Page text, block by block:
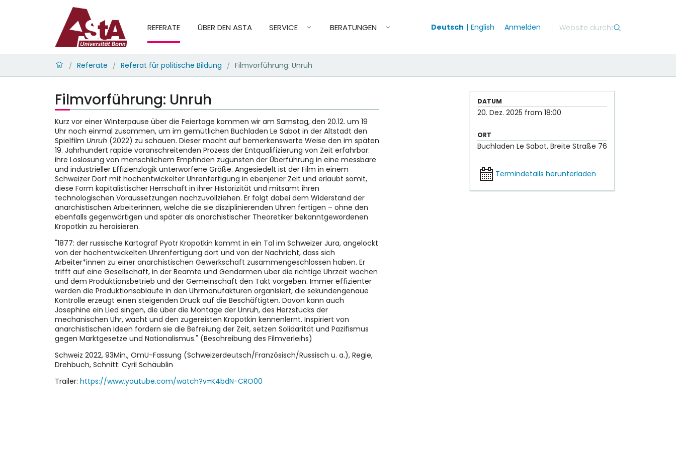
REFERATE ÜBER DEN ASTA SERVICE BERATUNGEN Deutsch English Anmelden
/ Referate / Referat für politische Bildung / Filmvorführung: Unruh
Filmvorführung: Unruh
Kurz vor einer Winterpause über die Feiertage kommen wir am Samstag, den 20.12. um 19
Uhr noch einmal zusammen, um im gemütlichen Buchladen Le Sabot in der Altstadt den
Spielfilm Unruh (2022) zu schauen. Dieser macht auf bemerkenswerte Weise den im späten
19. Jahrhundert rapide voranschreitenden Prozess der Entqualifizierung von Zeit erfahrbar:
ihre Loslösung von menschlichem Empfinden zugunsten der Überführung in eine messbare
und industrieller Effizienzlogik unterworfene Größe. Angesiedelt ist der Film in einem
Schweizer Dorf mit hochentwickelter Uhrenfertigung in ebenjener Zeit und erlaubt somit,
diese Form kapitalistischer Herrschaft in ihrer Historizität und mitsamt ihren
technologischen Voraussetzungen nachzuvollziehen. Er folgt dabei dem Widerstand der
anarchistischen Arbeiterinnen, welche die sie disziplinierenden Uhren fertigen – ohne den
ebenfalls gegenwärtigen und später als anarchistischer Theoretiker bekanntgewordenen
Kropotkin zu heroisieren.
"1877: der russische Kartograf Pyotr Kropotkin kommt in ein Tal im Schweizer Jura, angelockt
von der hochentwickelten Uhrenfertigung dort und von der Nachricht, dass sich
Arbeiter*innen zu einer anarchistischen Gewerkschaft zusammengeschlossen haben. Er
trifft auf eine Gesellschaft, in der Beamte und Gendarmen über die richtige Uhrzeit wachen
und dem Produktionsbetrieb und der Gemeinschaft den Takt vorgeben. Immer effizienter
werden die Produktionsabläufe in den Uhrmanufakturen organisiert, die sekundengenaue
Kontrolle erzeugt einen steigenden Druck auf die Beschäftigten. Davon kann auch
Josephine ein Lied singen, die über die Montage der Unruh, des Herzstücks der
mechanischen Uhr, wacht und den zugereisten Kropotkin kennenlernt. Inspiriert von
anarchistischen Ideen fordern sie die Befreiung der Zeit, setzen Solidarität und Pazifismus
gegen Marktgesetze und Nationalismus." (Beschreibung des Filmverleihs)
Schweiz 2022, 93Min., OmU-Fassung (Schweizerdeutsch/Französisch/Russisch u. a.), Regie,
Drehbuch, Schnitt: Cyril Schäublin
Trailer: https://www.youtube.com/watch?v=K4bdN-CRO00
DATUM
20. Dez. 2025 from 18:00
ORT
Buchladen Le Sabot, Breite Straße 76
Termindetails herunterladen